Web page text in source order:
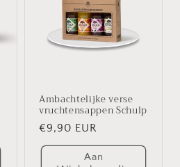
Ambachtelijke verse
vruchtensappen Schulp
Normale
prijs
€9,90 EUR
Aan